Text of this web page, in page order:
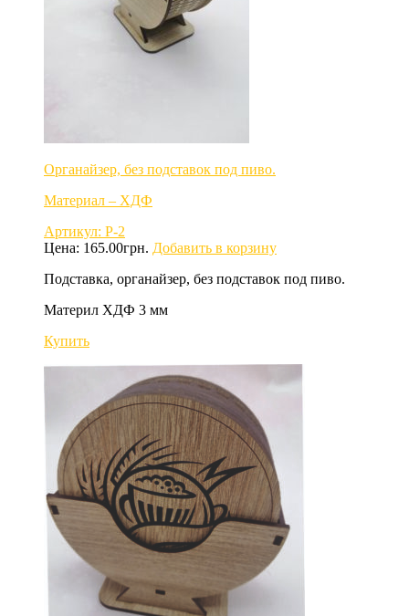
Органайзер, без подставок под пиво.
Материал – ХДФ
Артикул: P-2
Цена: 165.00грн. Добавить в корзину
Подставка, органайзер, без подставок под пиво.
Материл ХДФ 3 мм
Купить